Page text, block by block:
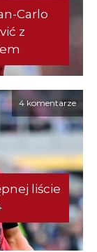
Carlo
z
4 komentarze
liście